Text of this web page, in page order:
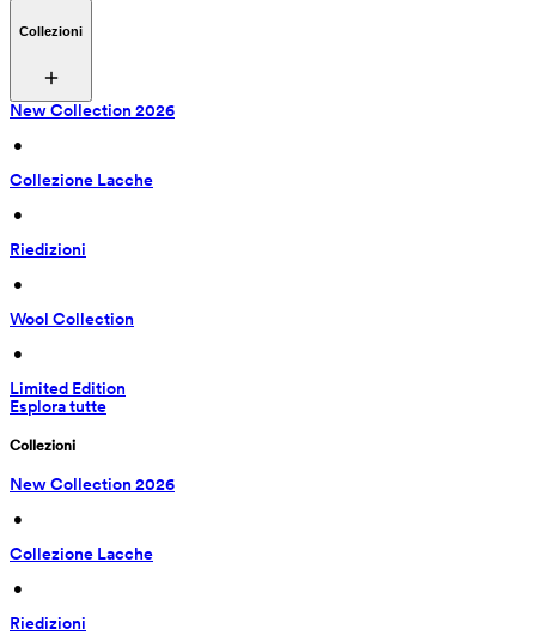
Collezioni
New Collection 2026
•
Collezione Lacche
•
Riedizioni
•
Wool Collection
•
Limited Edition
Esplora tutte
Collezioni
New Collection 2026
•
Collezione Lacche
•
Riedizioni